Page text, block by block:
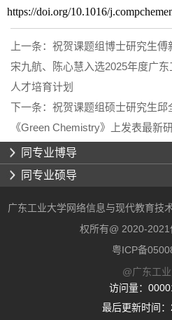
https://doi.org/10.1016/
上一条： 祝贺课题组博士研究生傅
宋九航、陈心慧入选2025年度广
人才培育计划
下一条： 祝贺课题组硕士研究生邱
《Green Chemistry》上发表最新
同专业博导
同专业硕导
广东工业大学网络信息与现代教育
权所有@ 2020-
粤ICP备
@广东工
访问量：
最后更新时间：